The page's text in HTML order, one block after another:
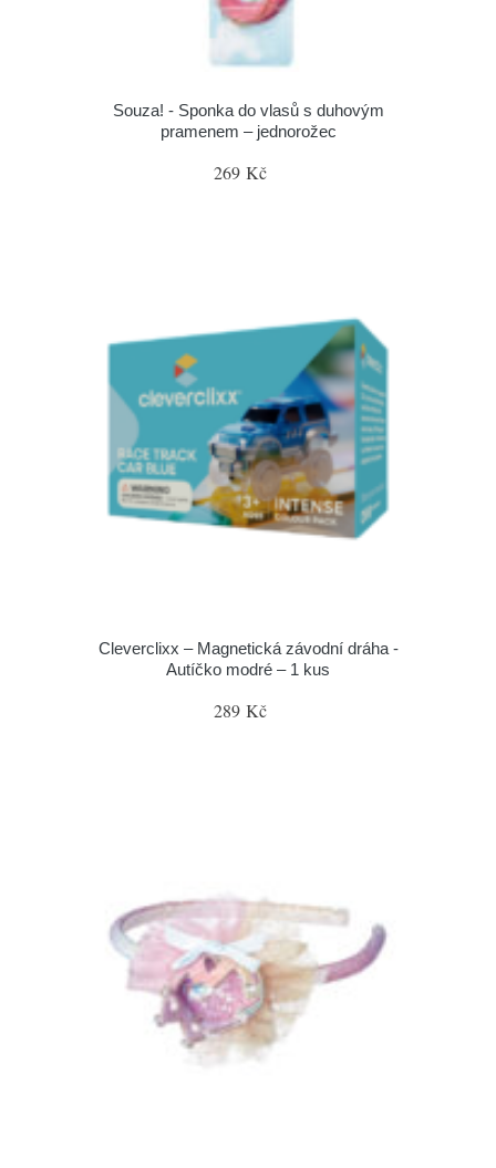
Souza! - Sponka do vlasů s duhovým
pramenem – jednorožec
269 Kč
Cleverclixx – Magnetická závodní dráha -
Autíčko modré – 1 kus
289 Kč